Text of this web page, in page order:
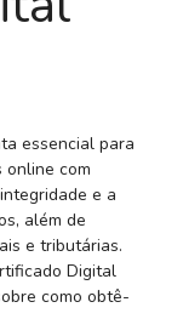
essencial para
online com
e a
além de
e tributárias.
Digital
como obtê-